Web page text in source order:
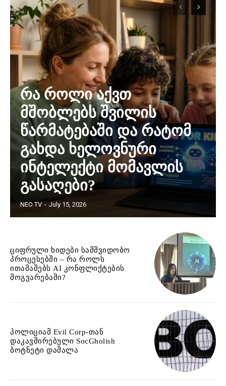
რა როლი აქვთ
მშობლებს შვილის
წარმატებაში და რატომ
გახდა ხელოვნური
ინტელექტი მომავლის
გასაღები?
NEO TV - July 15, 2026
ციფრული ხიდები სამშვიდობო
პროცესებში – რა როლს
ითამაშებს AI კონფლიქტების
მოგვარებაში?
პოლიციამ Evil Corp-თან
დაკავშირებული SocGholish
ბოტნეტი დაშალა